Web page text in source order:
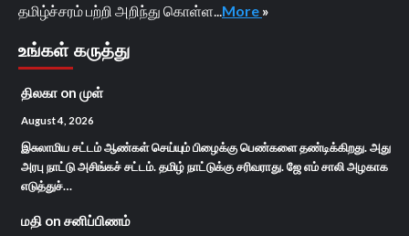
தமிழ்ச்சரம் பற்றி அறிந்து கொள்ள... More »
உங்கள் கருத்து
திலகா on முள்
August 4, 2026
இசுலாமிய சட்டம் ஆண்கள் செய்யும் பிழைக்கு பெண்களை தண்டிக்கிறது. அது
அரபு நாட்டு அசிங்கச் சட்டம். தமிழ் நாட்டுக்கு சரிவராது. ஜே எம் சாலி அழகாக
எடுத்துச்…
மதி on சனிப்பிணம்